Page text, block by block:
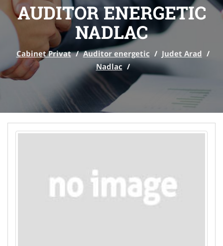
AUDITOR ENERGETIC
NADLAC
Cabinet Privat / Auditor energetic / Judet Arad /
Nadlac /